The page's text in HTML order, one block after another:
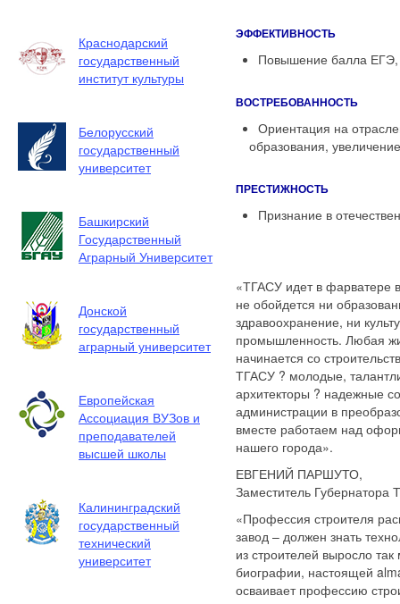
Краснодарский
государственный
институт культуры
Белорусский
государственный
университет
Башкирский
Государственный
Аграрный Университет
Донской
государственный
аграрный университет
Европейская
Ассоциация ВУЗов и
преподавателей
высшей школы
Калининградский
государственный
технический
университет
ЭФФЕКТИВНОСТЬ
Повышение балла ЕГЭ,
ВОСТРЕБОВАННОСТЬ
Ориентация на
образования,
ПРЕСТИЖНОСТЬ
Признание в
«ТГАСУ идет в фарватере
не обойдется ни
здравоохранение, ни
промышленность. Любая
начинается со
ТГАСУ ? молодые,
архитекторы ? надежные
администрации в
вместе работаем над
нашего города».
ЕВГЕНИЙ ПАРШУТО,
Заместитель Губернатора
«Профессия строителя
завод – должен знать
из строителей выросло
биографии, настоящей
осваивает профессию